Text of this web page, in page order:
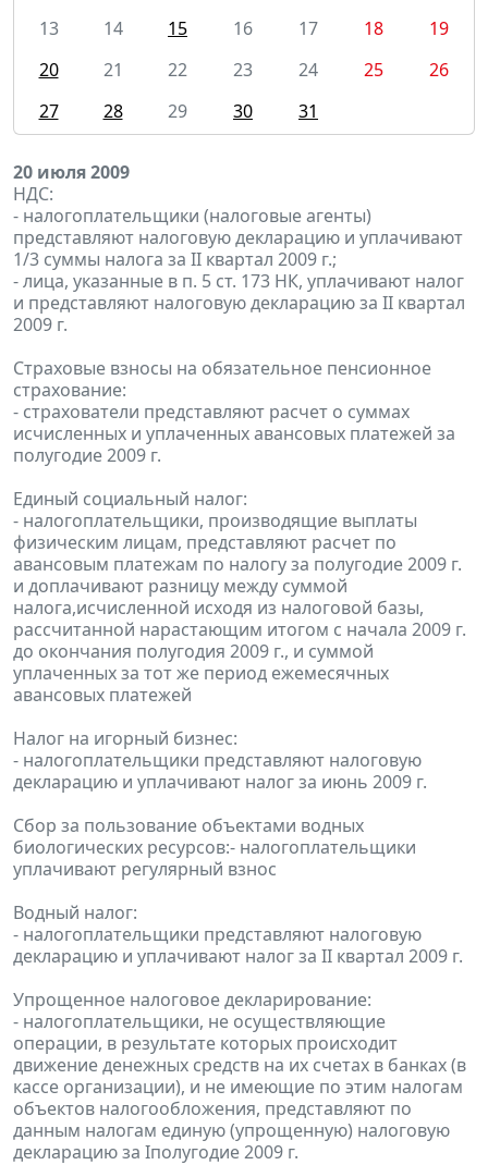
13
14 15 16 17 18
19
20
21 22 23 24 25
26
27
28 29 30 31
20 июля 2009
НДС:
- налогоплательщики (налоговые агенты)
представляют налоговую декларацию и уплачивают
1/3 суммы налога за II квартал 2009 г.;
- лица, указанные в п. 5 ст. 173 НК, уплачивают налог
и представляют налоговую декларацию за II квартал
2009 г.
Страховые взносы на обязательное пенсионное
страхование:
- страхователи представляют расчет о суммах
исчисленных и уплаченных авансовых платежей за
полугодие 2009 г.
Единый социальный налог:
- налогоплательщики, производящие выплаты
физическим лицам, представляют расчет по
авансовым платежам по налогу за полугодие 2009 г.
и доплачивают разницу между суммой
налога,исчисленной исходя из налоговой базы,
рассчитанной нарастающим итогом с начала 2009 г.
до окончания полугодия 2009 г., и суммой
уплаченных за тот же период ежемесячных
авансовых платежей
Налог на игорный бизнес:
- налогоплательщики представляют налоговую
декларацию и уплачивают налог за июнь 2009 г.
Сбор за пользование объектами водных
биологических ресурсов:- налогоплательщики
уплачивают регулярный взнос
Водный налог:
- налогоплательщики представляют налоговую
декларацию и уплачивают налог за II квартал 2009 г.
Упрощенное налоговое декларирование:
- налогоплательщики, не осуществляющие
операции, в результате которых происходит
движение денежных средств на их счетах в банках (в
кассе организации), и не имеющие по этим налогам
объектов налогообложения, представляют по
данным налогам единую (упрощенную) налоговую
декларацию за Iполугодие 2009 г.